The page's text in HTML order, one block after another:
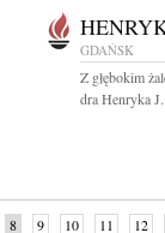
GDAŃSK
Z głębokim
dra Henryka
8 9 10 11 12